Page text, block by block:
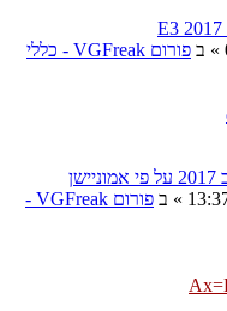
E3
» ב פורום VGFreak - כללי
» ב
פורום VGFreak -